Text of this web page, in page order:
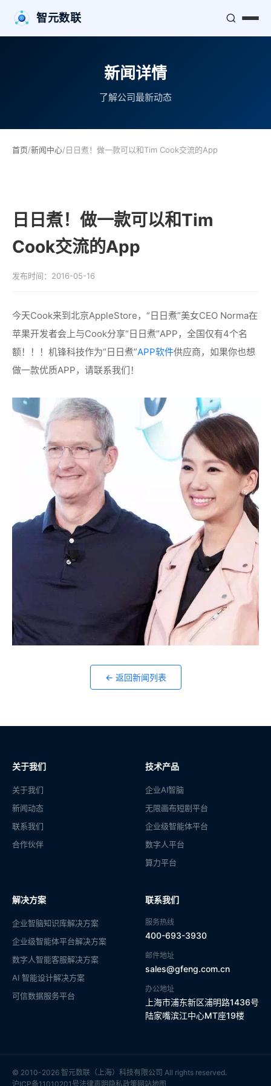
智元数联
新闻详情
了解公司最新动态
首页/新闻中心/日日煮！做一款可以和Tim Cook交流的App
日日煮！做一款可以和Tim
Cook交流的App
发布时间：2016-05-16
今天Cook来到北京AppleStore，“日日煮”美女CEO Norma在
苹果开发者会上与Cook分享“日日煮”APP，全国仅有4个名
额！！！机锋科技作为“日日煮”APP软件供应商，如果你也想
做一款优质APP，请联系我们！
← 返回新闻列表
关于我们
关于我们
新闻动态
联系我们
合作伙伴
技术产品
企业AI智脑
无限画布短剧平台
企业级智能体平台
数字人平台
算力平台
解决方案
企业智脑知识库解决方案
企业级智能体平台解决方案
数字人智能客服解决方案
AI 智能设计解决方案
可信数据服务平台
联系我们
服务热线
400-693-3930
邮件地址
sales@gfeng.com.cn
办公地址
上海市浦东新区浦明路1436号
陆家嘴滨江中心MT座19楼
© 2010-2026 智元数联（上海）科技有限公司 All rights reserved.
沪ICP备11010201号法律声明隐私政策网站地图